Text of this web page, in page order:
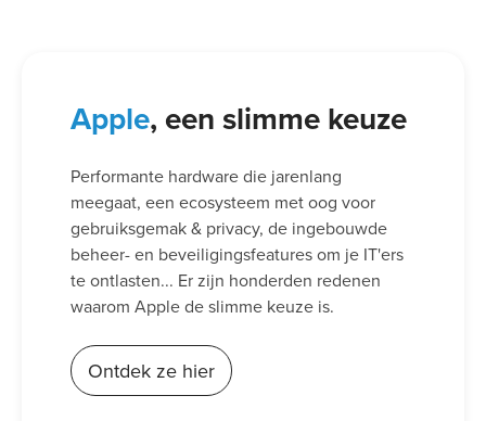
Apple, een slimme keuze
Performante hardware die jarenlang
meegaat, een ecosysteem met oog voor
gebruiksgemak & privacy, de ingebouwde
beheer- en beveiligingsfeatures om je IT'ers
te ontlasten... Er zijn honderden redenen
waarom Apple de slimme keuze is.
Ontdek ze hier